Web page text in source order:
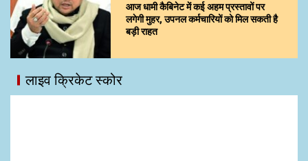
आज धामी कैबिनेट में कई अहम प्रस्तावों पर
लगेगी मुहर, उपनल कर्मचारियों को मिल सकती है
बड़ी राहत
लाइव क्रिकेट स्कोर